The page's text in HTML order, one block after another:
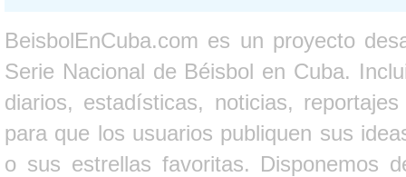
BeisbolEnCuba.com es un proyecto
Serie Nacional de Béisbol en Cuba.
diarios, estadísticas, noticias,
para que los usuarios publiquen sus
o sus estrellas favoritas. Disponemos